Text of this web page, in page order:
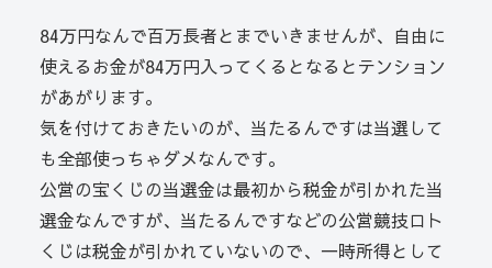
84万円なんで百万長者とまでいきませんが、自由に
使えるお金が84万円入ってくるとなるとテンション
があがります。
気を付けておきたいのが、当たるんですは当選して
も全部使っちゃダメなんです。
公営の宝くじの当選金は最初から税金が引かれた当
選金なんですが、当たるんですなどの公営競技ロト
くじは税金が引かれていないので、一時所得として